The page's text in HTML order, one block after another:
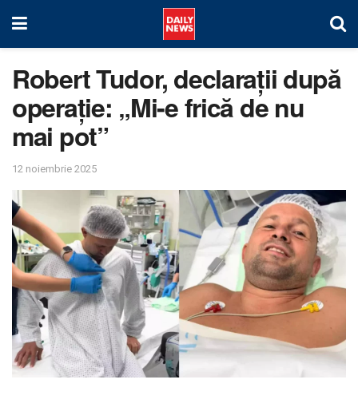
Robert Tudor, declarații după
operație: „Mi-e frică de nu
mai pot”
12 noiembrie 2025